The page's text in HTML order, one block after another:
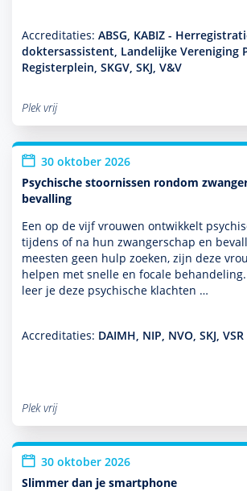
Accreditaties: ABSG, KABIZ -
doktersassistent, Landelijke Vereniging
Registerplein, SKGV, SKJ, V&V
Plek vrij
30 oktober 2026
Psychische stoornissen rondom
bevalling
Een op de vijf vrouwen ontwik­kelt
tijdens of na hun zwangerschap en
meesten geen hulp zoeken, zijn deze
helpen met snelle en focale
leer je deze psychische klachten …
Accreditaties: DAIMH, NIP, NVO, SKJ, VSR
Plek vrij
30 oktober 2026
Slimmer dan je smartphone